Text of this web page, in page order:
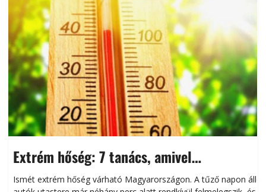
Extrém hőség: 7 tanács, amivel
megóvhatjuk autónkat a nyári károktól
Ismét extrém hőség várható Magyarországon. A tűző napon álló